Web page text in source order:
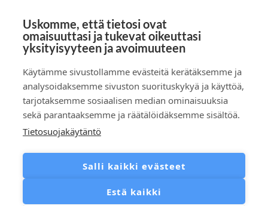
Uskomme, että tietosi ovat
omaisuuttasi ja tukevat oikeuttasi
yksityisyyteen ja avoimuuteen
Käytämme sivustollamme evästeitä kerätäksemme ja
analysoidaksemme sivuston suorituskykyä ja käyttöä,
tarjotaksemme sosiaalisen median ominaisuuksia
sekä parantaaksemme ja räätälöidäksemme sisältöä.
Tietosuojakäytäntö
Salli kaikki evästeet
Estä kaikki
SSO-kertakirjautuminen
Suostumus
Tekijänoikeus
Tekoäly
Tietoturva
Tuotetiedonhallinta
Videot
Viestintä